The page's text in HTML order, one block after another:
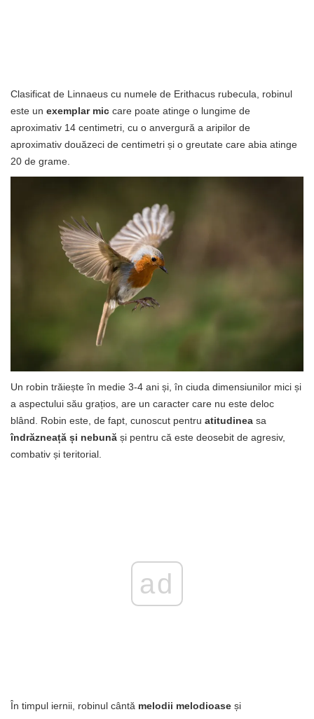
Clasificat de Linnaeus cu numele de Erithacus rubecula, robinul
este un exemplar mic care poate atinge o lungime de
aproximativ 14 centimetri, cu o anvergură a aripilor de
aproximativ douăzeci de centimetri și o greutate care abia atinge
20 de grame.
Un robin trăiește în medie 3-4 ani și, în ciuda dimensiunilor mici și
a aspectului său grațios, are un caracter care nu este deloc
blând. Robin este, de fapt, cunoscut pentru atitudinea sa
îndrăzneață și nebună și pentru că este deosebit de agresiv,
combativ și teritorial.
ad
În timpul iernii, robinul cântă melodii melodioase și